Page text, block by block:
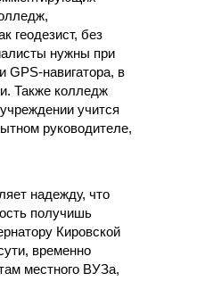
геодезист, без
нужны при
GPS-навигатора, в
Также колледж
учится
руководителе,
надежду, что
получишь
Кировской
временно
местного ВУЗа,